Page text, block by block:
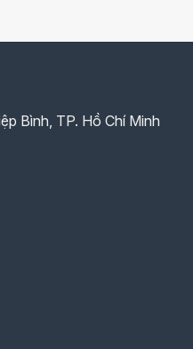
Bình, TP. Hồ Chí Minh